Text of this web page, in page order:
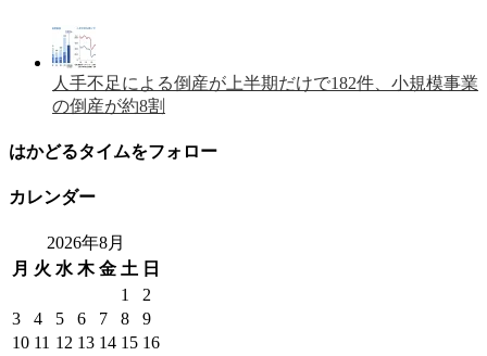
人手不足による倒産が上半期だけで182件、小規模事業
の倒産が約8割
はかどるタイムをフォロー
カレンダー
2026年8月
月 火 水 木 金 土 日
1
2
3
4 5 6 7 8
9
10 11 12 13 14 15 16